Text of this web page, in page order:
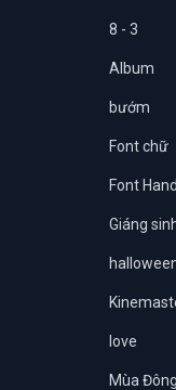
8 - 3
Album
bướm
Font chữ
Font
Giáng
love
Mùa Đông